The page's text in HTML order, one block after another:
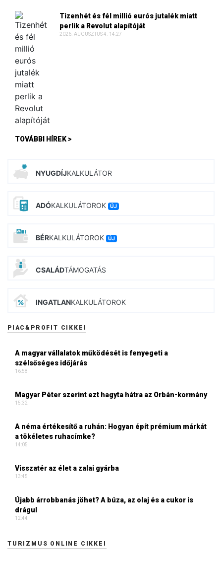
Tizenhét és fél millió eurós jutalék miatt
perlik a Revolut alapítóját
2026. AUGUSZTUS 4. 14:27
TOVÁBBI HÍREK >
NYUGDÍJKALKULÁTOR
ADÓKALKULÁTOROK ÚJ
BÉRKALKULÁTOROK ÚJ
CSALÁDTÁMOGATÁS
INGATLANKALKULÁTOROK
PIAC&PROFIT CIKKEI
A magyar vállalatok működését is fenyegeti a
szélsőséges időjárás
16:58
Magyar Péter szerint ezt hagyta hátra az Orbán-kormány
15:32
A néma értékesítő a ruhán: Hogyan épít prémium márkát
a tökéletes ruhacímke?
14:05
Visszatér az élet a zalai gyárba
13:45
Újabb árrobbanás jöhet? A búza, az olaj és a cukor is
drágul
12:44
TURIZMUS ONLINE CIKKEI